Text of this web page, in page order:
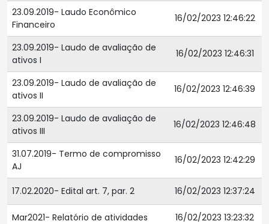
23.09.2019- Laudo Econômico
Financeiro
16/02/2023 12:46:22
23.09.2019- Laudo de avaliação de
ativos I
16/02/2023 12:46:31
23.09.2019- Laudo de avaliação de
ativos II
16/02/2023 12:46:39
23.09.2019- Laudo de avaliação de
ativos III
16/02/2023 12:46:48
31.07.2019- Termo de compromisso
AJ
16/02/2023 12:42:29
17.02.2020- Edital art. 7, par. 2 16/02/2023 12:37:24
Mar2021- Relatório de atividades 16/02/2023 13:23:32